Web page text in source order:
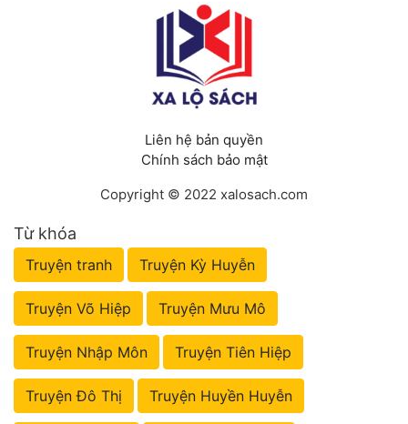
Liên hệ bản quyền
Chính sách bảo mật
Copyright © 2022 xalosach.com
Từ khóa
Truyện tranh Truyện Kỳ Huyễn
Truyện Võ Hiệp Truyện Mưu Mô
Truyện Nhập Môn Truyện Tiên Hiệp
Truyện Đô Thị Truyện Huyền Huyễn